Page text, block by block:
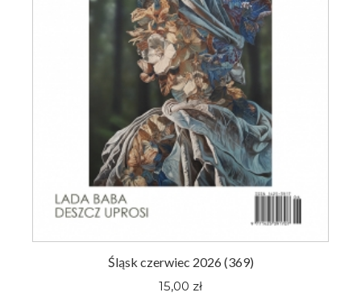
Śląsk czerwiec 2026 (369)
15,00 zł